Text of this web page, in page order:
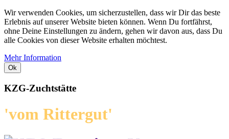
Wir verwenden Cookies, um sicherzustellen, dass wir Dir das beste
Erlebnis auf unserer Website bieten können. Wenn Du fortfährst,
ohne Deine Einstellungen zu ändern, gehen wir davon aus, dass Du
alle Cookies von dieser Website erhalten möchtest.
Mehr Information
Ok
KZG-Zuchtstätte
'vom Rittergut'